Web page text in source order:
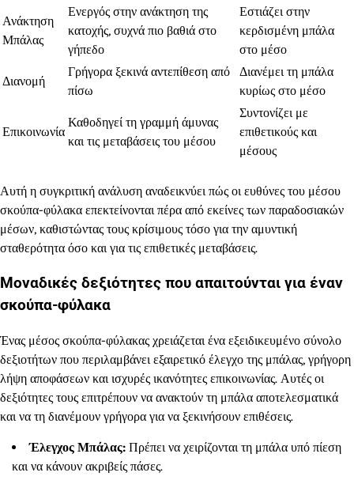
Ανάκτηση
Μπάλας
Ενεργός στην ανάκτηση της
κατοχής, συχνά πιο βαθιά στο
γήπεδο
Εστιάζει στην
κερδισμένη μπάλα
στο μέσο
Διανομή
Γρήγορα ξεκινά αντεπίθεση από
πίσω
Διανέμει τη μπάλα
κυρίως στο μέσο
Επικοινωνία
Καθοδηγεί τη γραμμή άμυνας
και τις μεταβάσεις του μέσου
Συντονίζει με
επιθετικούς και
μέσους
Αυτή η συγκριτική ανάλυση αναδεικνύει πώς οι ευθύνες του μέσου
σκούπα-φύλακα επεκτείνονται πέρα από εκείνες των παραδοσιακών
μέσων, καθιστώντας τους κρίσιμους τόσο για την αμυντική
σταθερότητα όσο και για τις επιθετικές μεταβάσεις.
Μοναδικές δεξιότητες που απαιτούνται για έναν
σκούπα-φύλακα
Ένας μέσος σκούπα-φύλακας χρειάζεται ένα εξειδικευμένο σύνολο
δεξιοτήτων που περιλαμβάνει εξαιρετικό έλεγχο της μπάλας, γρήγορη
λήψη αποφάσεων και ισχυρές ικανότητες επικοινωνίας. Αυτές οι
δεξιότητες τους επιτρέπουν να ανακτούν τη μπάλα αποτελεσματικά
και να τη διανέμουν γρήγορα για να ξεκινήσουν επιθέσεις.
Έλεγχος Μπάλας: Πρέπει να χειρίζονται τη μπάλα υπό πίεση
και να κάνουν ακριβείς πάσες.